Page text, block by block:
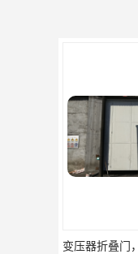
变压器折叠门，厂房折叠大门，安徽折叠门定做